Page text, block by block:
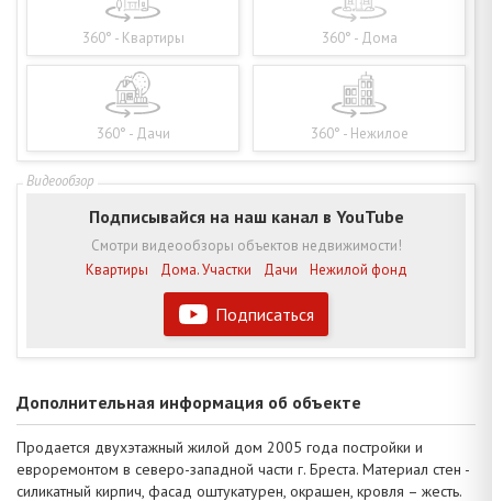
360° - Квартиры 360° - Дома
360° - Дачи 360° - Нежилое
Подписаться
Подписывайся на наш канал в YouTube
Смотри видеообзоры объектов недвижимости!
Квартиры
Дома. Участки Дачи Нежилой фонд
Дополнительная информация об объекте
Продается двухэтажный жилой дом 2005 года постройки и
евроремонтом в северо-западной части г. Бреста. Материал стен -
силикатный кирпич, фасад оштукатурен, окрашен, кровля – жесть.